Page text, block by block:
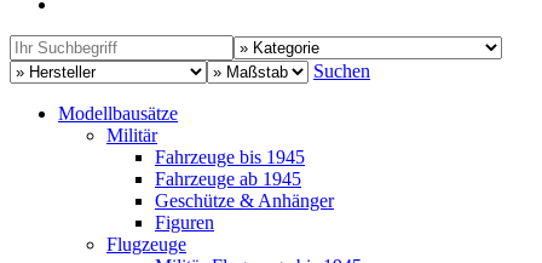
Suchen
Modellbausätze
Militär
Fahrzeuge bis 1945
Fahrzeuge ab 1945
Geschütze & Anhänger
Figuren
Flugzeuge